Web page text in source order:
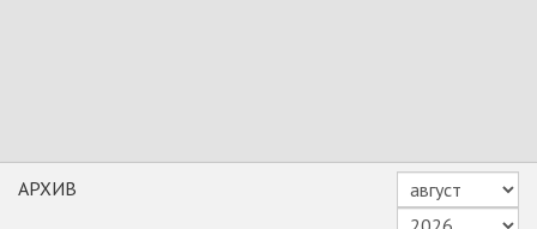
АРХИВ